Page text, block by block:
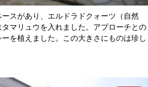
スがあり、エルドラドクォーツ（自然
マリュウを入れました。アプローチとの
を植えました。この大きさにものは珍し